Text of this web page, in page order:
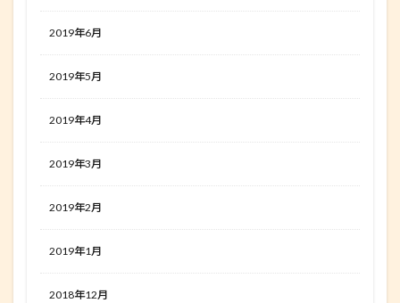
2019年6月
2019年5月
2019年4月
2019年3月
2019年2月
2019年1月
2018年12月